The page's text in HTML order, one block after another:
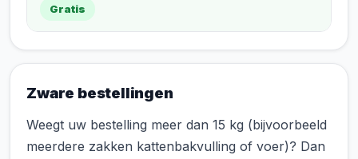
Gratis
Zware bestellingen
Weegt uw bestelling meer dan 15 kg (bijvoorbeeld
meerdere zakken kattenbakvulling of voer)? Dan